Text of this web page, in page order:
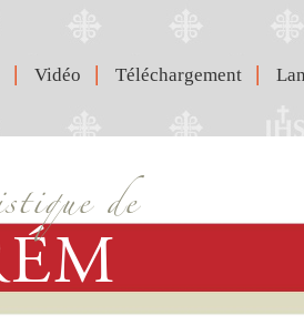
| Vidéo | Téléchargement |